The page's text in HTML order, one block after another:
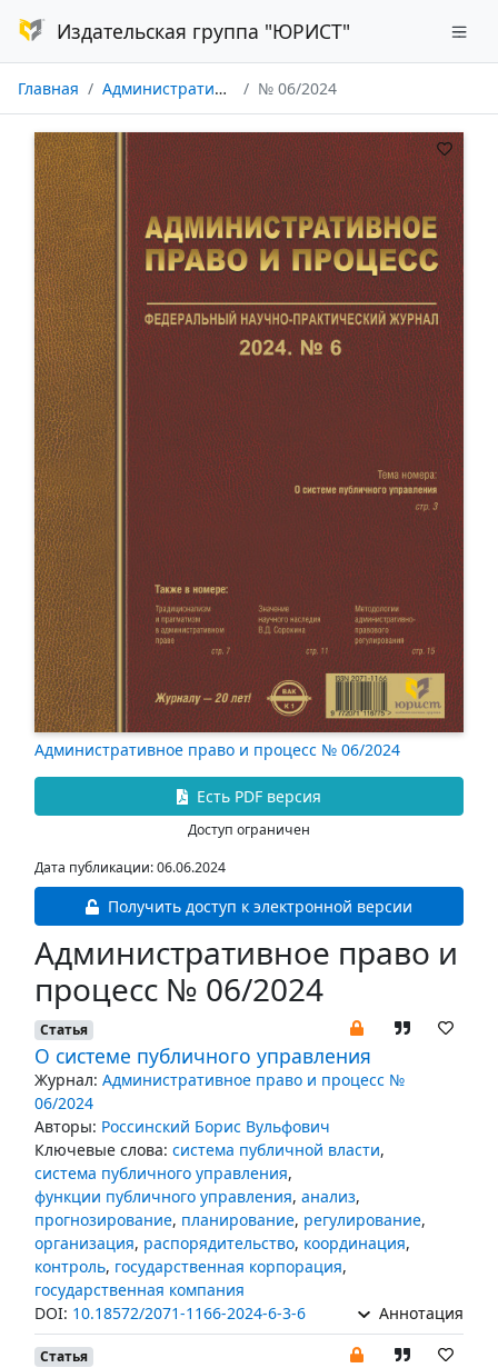
Издательская группа "ЮРИСТ"
Главная Административное право и процесс № 06/2024
Административное право и процесс № 06/2024
Есть PDF версия
Доступ ограничен
Дата публикации: 06.06.2024
Получить доступ к электронной версии
Административное право и
процесс № 06/2024
Статья
О системе публичного управления
Журнал: Административное право и процесс №
06/2024
Авторы: Россинский Борис Вульфович
Ключевые слова: система публичной власти,
система публичного управления,
функции публичного управления, анализ,
прогнозирование, планирование, регулирование,
организация, распорядительство, координация,
контроль, государственная корпорация,
государственная компания
DOI: 10.18572/2071-1166-2024-6-3-6 Аннотация
Статья